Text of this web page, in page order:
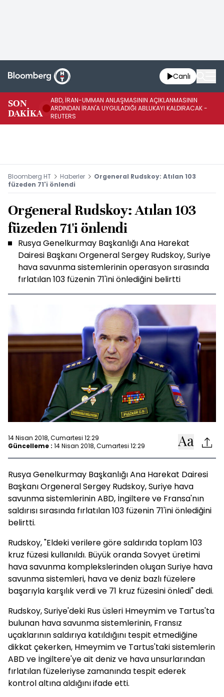
Canlı
SON
DAKİKA
ABD, İRAN-UMMAN ANLAŞMASININ AÇIKLANMASININ
ARDINDAN İRAN'A UYGULADIĞI ABLUKAYI KALDIRACAK -
REUTERS
Bloomberg HT Haberler
Orgeneral Rudskoy: Atılan 103
füzeden 71'i önlendi
Orgeneral Rudskoy: Atılan 103
füzeden 71'i önlendi
Rusya Genelkurmay Başkanlığı Ana Harekat
Dairesi Başkanı Orgeneral Sergey Rudskoy, Suriye
hava savunma sistemlerinin operasyon sırasında
fırlatılan 103 füzenin 71'ini önlediğini belirtti
14 Nisan 2018, Cumartesi 12:29
Güncelleme : 14 Nisan 2018, Cumartesi 12:29
Rusya Genelkurmay Başkanlığı Ana Harekat Dairesi
Başkanı Orgeneral Sergey Rudskoy, Suriye hava
savunma sistemlerinin ABD, İngiltere ve Fransa'nın
saldırısı sırasında fırlatılan 103 füzenin 71'ini önlediğini
belirtti.
Rudskoy, "Eldeki verilere göre saldırıda toplam 103
kruz füzesi kullanıldı. Büyük oranda Sovyet üretimi
hava savunma komplekslerinden oluşan Suriye hava
savunma sistemleri, hava ve deniz bazlı füzelere
başarıyla karşılık verdi ve 71 kruz füzesini önledi" dedi.
Rudskoy, Suriye'deki Rus üsleri Hmeymim ve Tartus'ta
bulunan hava savunma sistemlerinin, Fransız
uçaklarının saldırıya katıldığını tespit etmediğine
dikkat çekerken, Hmeymim ve Tartus'taki sistemlerin
ABD ve İngiltere'ye ait deniz ve hava unsurlarından
fırlatılan füzeleriyse zamanında tespit ederek
kontrol altına aldığını ifade etti.